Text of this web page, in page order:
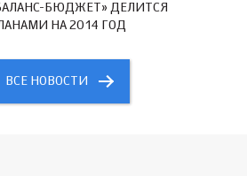
БЮДЖЕТ» ДЕЛИТСЯ
НА 2014 ГОД
ВСЕ НОВОСТИ